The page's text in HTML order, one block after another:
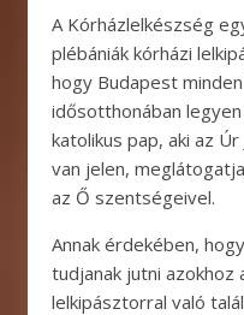
A Kórházlelkészség
plébániák kórházi
hogy Budapest
idősotthonában
katolikus pap, aki az
van jelen,
az Ő szentségeivel.
Annak érdekében,
tudjanak jutni azokhoz
lelkipásztorral való